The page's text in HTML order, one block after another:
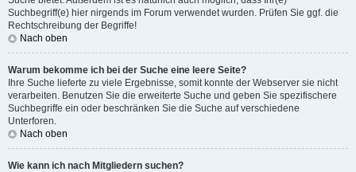
Suchbegriff(e) hier nirgends im Forum verwendet wurden. Prüfen Sie ggf. die
Rechtschreibung der Begriffe!
Nach oben
Warum bekomme ich bei der Suche eine leere Seite?
Ihre Suche lieferte zu viele Ergebnisse, somit konnte der Webserver sie nicht
verarbeiten. Benutzen Sie die erweiterte Suche und geben Sie spezifischere
Suchbegriffe ein oder beschränken Sie die Suche auf verschiedene
Unterforen.
Nach oben
Wie kann ich nach Mitgliedern suchen?